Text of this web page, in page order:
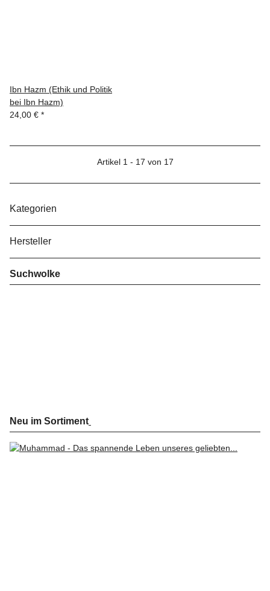
Ibn Hazm (Ethik und Politik
bei Ibn Hazm)
24,00 € *
Artikel 1 - 17 von 17
Kategorien
Hersteller
Suchwolke
Neu im Sortiment